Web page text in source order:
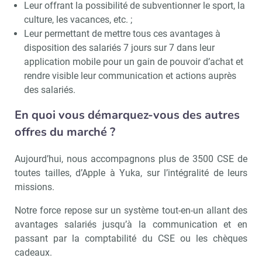
Leur offrant la possibilité de subventionner le sport, la
culture, les vacances, etc. ;
Leur permettant de mettre tous ces avantages à
disposition des salariés 7 jours sur 7 dans leur
application mobile pour un gain de pouvoir d’achat et
rendre visible leur communication et actions auprès
des salariés.
En quoi vous démarquez-vous des autres
offres du marché ?
Aujourd’hui, nous accompagnons plus de 3500 CSE de
toutes tailles, d’Apple à Yuka, sur l’intégralité de leurs
missions.
Notre force repose sur un système tout-en-un allant des
avantages salariés jusqu’à la communication et en
passant par la comptabilité du CSE ou les chèques
cadeaux.